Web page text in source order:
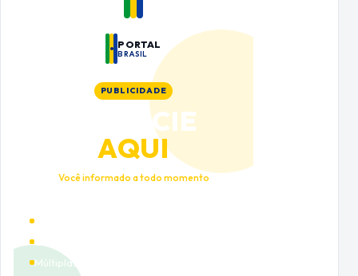
PORTAL
BRASIL
PUBLICIDADE
ANUNCIE
AQUI
Você informado a todo momento
Múltiplas categorias